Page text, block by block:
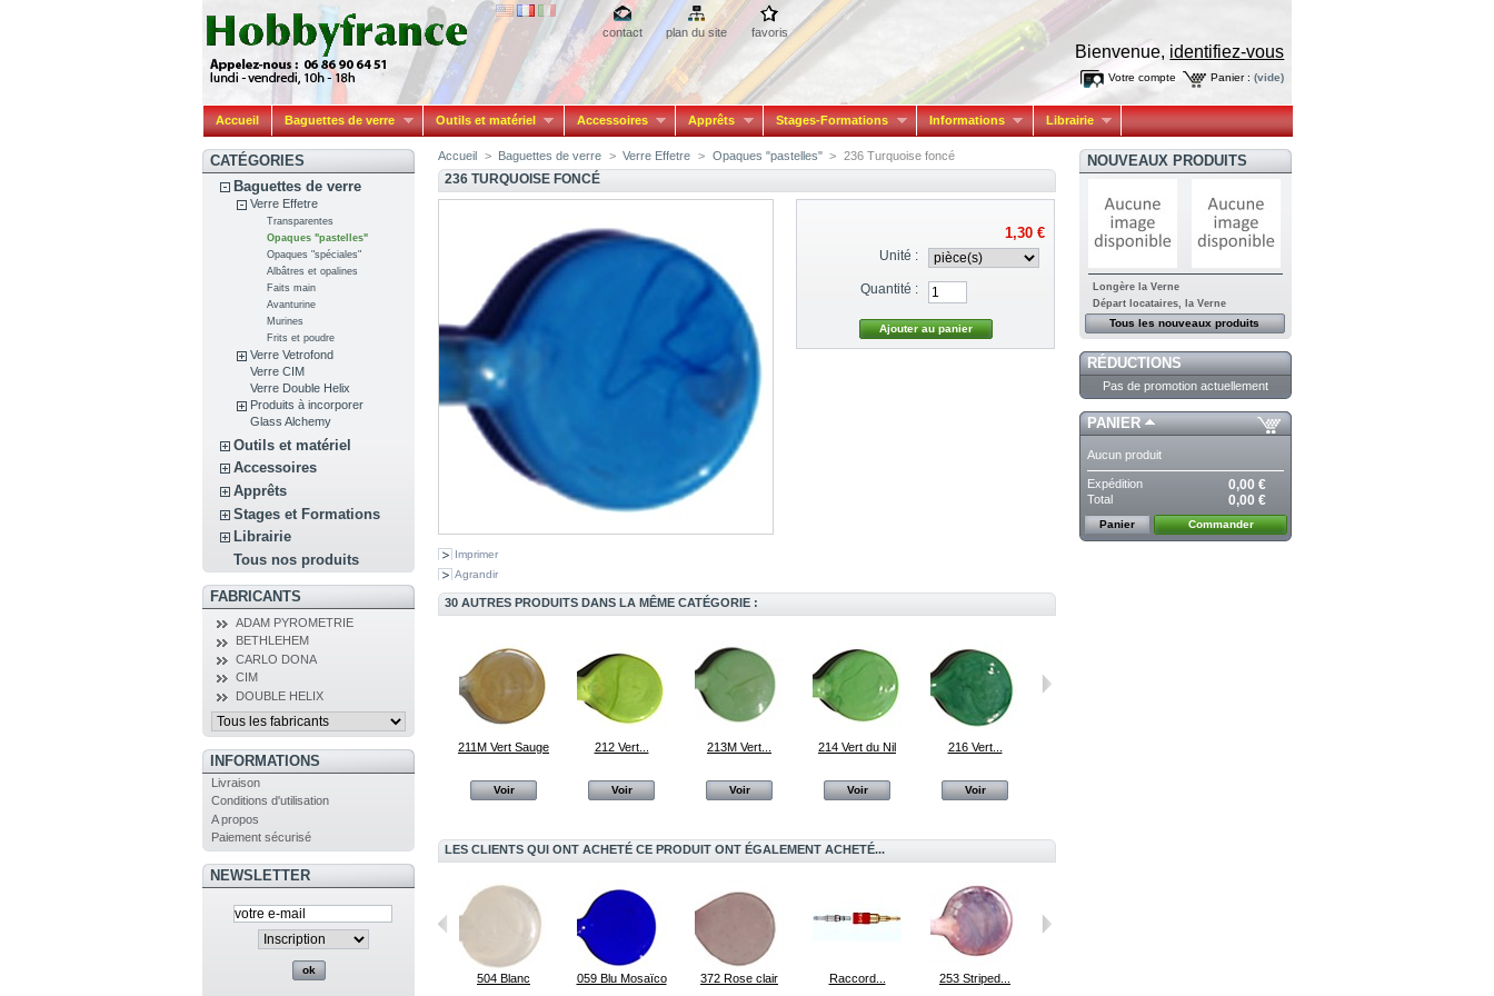
contact plan du site favoris
Bienvenue, identifiez-vous
Panier : (vide)
Votre compte
Accueil Baguettes de verre Outils et matériel Accessoires Apprêts Stages-Formations Informations Librairie
CATÉGORIES
Baguettes de verre
Verre Effetre
Transparentes
Opaques "pastelles"
Opaques "spéciales"
Albâtres et opalines
Faits main
Avanturine
Murines
Frits et poudre
Verre Vetrofond
Verre CIM
Verre Double Helix
Produits à incorporer
Glass Alchemy
Outils et matériel
Accessoires
Apprêts
Stages et Formations
Librairie
Tous nos produits
FABRICANTS
ADAM PYROMETRIE
BETHLEHEM
CARLO DONA
CIM
DOUBLE HELIX
INFORMATIONS
Livraison
Conditions d'utilisation
A propos
Paiement sécurisé
NEWSLETTER
Accueil > Baguettes de verre > Verre Effetre > Opaques "pastelles" > 236 Turquoise foncé
236 TURQUOISE FONCÉ
Imprimer
Agrandir
1,30 €
Unité :
Quantité :
30 AUTRES PRODUITS DANS LA MÊME CATÉGORIE :
211M Vert Sauge
Voir
212 Vert...
Voir
213M Vert...
Voir
214 Vert du Nil
Voir
216 Vert...
Voir
LES CLIENTS QUI ONT ACHETÉ CE PRODUIT ONT ÉGALEMENT ACHETÉ...
Raccord... 504 Blanc 059 Blu Mosaïco 372 Rose clair Raccord... 253 Striped...
NOUVEAUX PRODUITS
Longère la Verne
Départ locataires, la Verne
Tous les nouveaux produits
RÉDUCTIONS
Pas de promotion actuellement
PANIER
Aucun produit
Expédition 0,00 €
Total 0,00 €
Panier Commander